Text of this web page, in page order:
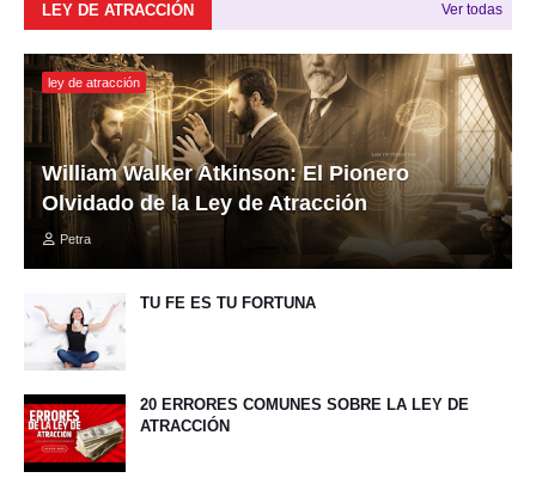
LEY DE ATRACCIÓN Ver todas
ley de atracción
William Walker Atkinson: El Pionero
Olvidado de la Ley de Atracción
Petra
TU FE ES TU FORTUNA
20 ERRORES COMUNES SOBRE LA LEY DE
ATRACCIÓN